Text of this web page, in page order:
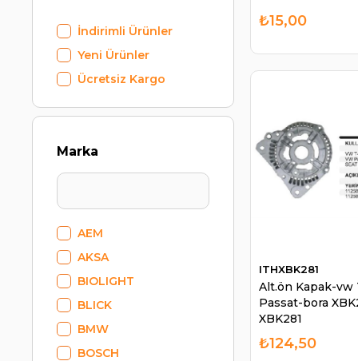
Setler
Alternatör (Şarj) Grubu
Marş Grubu
Isıtma - Soğutma
Marin Grubu
Oto Aydınlatma
Müşür Çeşitleri
Akü
Rulman - Kayış - Keçe
Madeni Yağ
Traktör Grubu
İndirimli Ürünler
Yeni Ürünler
Ücretsiz Kargo
Marka
AEM
AKSA
BIOLIGHT
BLICK
BMW
BOSCH
₺15,00
Alt.ön Kapak-
Passat-bora
XBK281
ITHXBK281
₺124,50